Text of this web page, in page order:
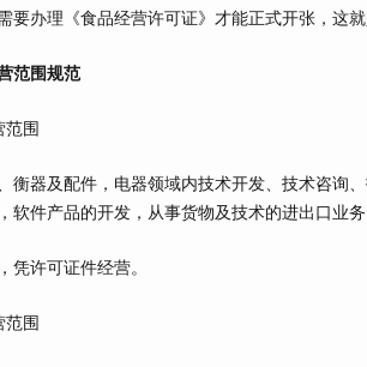
要办理《食品经营许可证》才能正式开张，这就
范围规范
围
器及配件，电器领域内技术开发、技术咨询、
软件产品的开发，从事货物及技术的进出口业
许可证件经营。
围